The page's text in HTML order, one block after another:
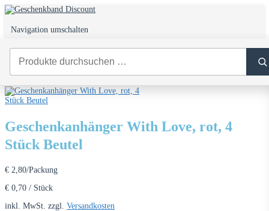
Navigation umschalten
Geschenkanhänger With Love, rot, 4
Stück Beutel
€ 2,80/Packung
€ 0,70 / Stück
inkl. MwSt. zzgl. Versandkosten